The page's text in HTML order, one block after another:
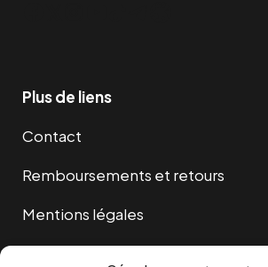
Plus de liens
Contact
Remboursements et retours
Mentions légales